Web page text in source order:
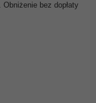
bez dopłaty